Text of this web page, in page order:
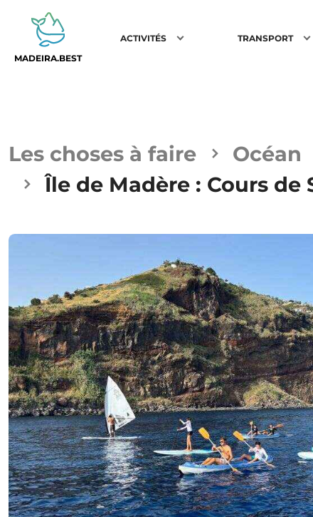
MADEIRA.BEST
ACTIVITÉS TRANSPORT
Les choses à faire Océan
Île de Madère : Cours